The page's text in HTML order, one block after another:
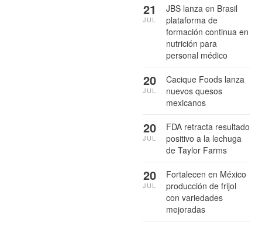
JBS lanza en Brasil
plataforma de
formación continua en
nutrición para
personal médico
21
JUL
Cacique Foods lanza
nuevos quesos
mexicanos
20
JUL
FDA retracta resultado
positivo a la lechuga
de Taylor Farms
20
JUL
Fortalecen en México
producción de frijol
con variedades
mejoradas
20
JUL